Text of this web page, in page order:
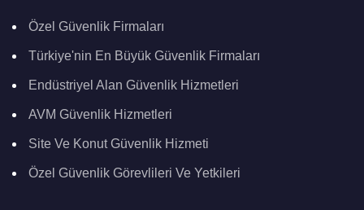
Özel Güvenlik Firmaları
Türkiye'nin En Büyük Güvenlik Firmaları
Endüstriyel Alan Güvenlik Hizmetleri
AVM Güvenlik Hizmetleri
Site Ve Konut Güvenlik Hizmeti
Özel Güvenlik Görevlileri Ve Yetkileri